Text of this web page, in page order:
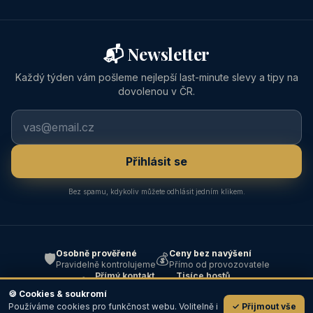
📬 Newsletter
Každý týden vám pošleme nejlepší last-minute slevy a tipy na
dovolenou v ČR.
Přihlásit se
Bez spamu, kdykoliv můžete odhlásit jedním klikem.
🛡️Osobně prověřené
Pravidelně kontrolujeme💰Ceny bez navýšení
Přímo od provozovatele
📞Přímý kontakt
⭐Tisíce hostů
🍪 Cookies & soukromí
Používáme cookies pro funkčnost webu. Volitelně i
✓ Přijmout vše